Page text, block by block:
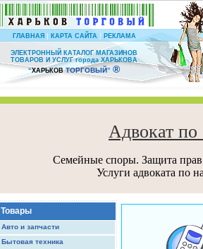
ГЛАВНАЯ| КАРТА САЙТА | РЕКЛАМА
ЭЛЕКТРОННЫЙ КАТАЛОГ МАГАЗИНОВ
ТОВАРОВ И УСЛУГ города ХАРЬКОВА
“ХАРЬКОВ ТОРГОВЫЙ” ®
Адвокат
Семейные споры. Защита прав
Услуги адвоката по
Товары
Авто и запчасти
Бытовая техника